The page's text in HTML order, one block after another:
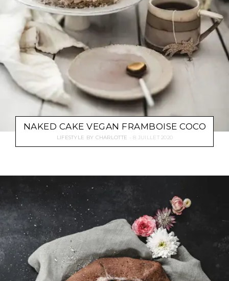
NAKED CAKE VEGAN FRAMBOISE COCO
LIFESTYLE BY CHARLOTTE 8 JUILLET 2020